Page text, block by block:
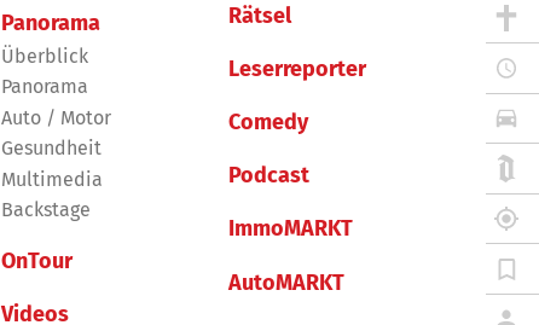
Panorama
Überblick
Panorama
Auto / Motor
Gesundheit
Multimedia
Backstage
OnTour
Videos
Rätsel
Leserreporter
Comedy
Podcast
ImmoMARKT
AutoMARKT